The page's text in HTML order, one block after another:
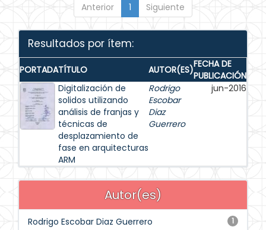
Anterior 1 Siguiente
Resultados por ítem:
PORTADATÍTULO AUTOR(ES)FECHA DE
PUBLICACIÓN
Digitalización de
solidos utilizando
análisis de franjas y
técnicas de
desplazamiento de
fase en arquitecturas
ARM
Rodrigo
Escobar
Diaz
Guerrero
jun-2016
Autor(es)
1
Rodrigo Escobar Diaz Guerrero